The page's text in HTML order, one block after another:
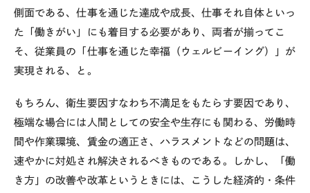
側面である、仕事を通じた達成や成長、仕事それ自体といっ
た「働きがい」にも着目する必要があり、両者が揃ってこ
そ、従業員の「仕事を通じた幸福（ウェルビーイング）」が
実現される、と。
もちろん、衛生要因すなわち不満足をもたらす要因であり、
極端な場合には人間としての安全や生存にも関わる、労働時
間や作業環境、賃金の適正さ、ハラスメントなどの問題は、
速やかに対処され解決されるべきものである。しかし、「働
き方」の改善や改革というときには、こうした経済的・条件